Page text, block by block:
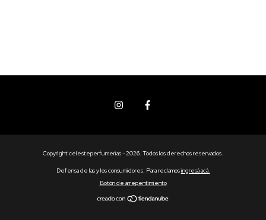
Copyright celesteperfumerias - 2026. Todos los derechos reservados.
Defensa de las y los consumidores. Para reclamosingresá acá.
Botón de arrepentimiento